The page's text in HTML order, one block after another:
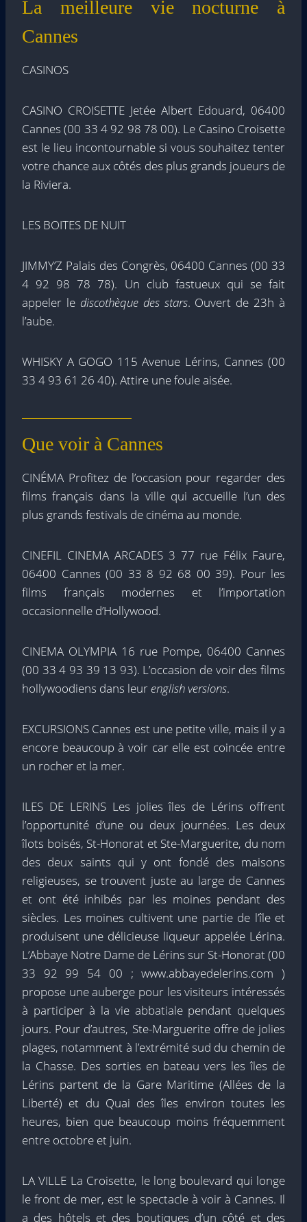
La meilleure vie nocturne à
Cannes
CASINOS
CASINO CROISETTE Jetée Albert Edouard, 06400
Cannes (00 33 4 92 98 78 00). Le Casino Croisette
est le lieu incontournable si vous souhaitez tenter
votre chance aux côtés des plus grands joueurs de
la Riviera.
LES BOITES DE NUIT
JIMMY’Z Palais des Congrès, 06400 Cannes (00 33
4 92 98 78 78). Un club fastueux qui se fait
appeler le discothèque des stars. Ouvert de 23h à
l’aube.
WHISKY A GOGO 115 Avenue Lérins, Cannes (00
33 4 93 61 26 40). Attire une foule aisée.
Que voir à Cannes
CINÉMA Profitez de l’occasion pour regarder des
films français dans la ville qui accueille l’un des
plus grands festivals de cinéma au monde.
CINEFIL CINEMA ARCADES 3 77 rue Félix Faure,
06400 Cannes (00 33 8 92 68 00 39). Pour les
films français modernes et l’importation
occasionnelle d’Hollywood.
CINEMA OLYMPIA 16 rue Pompe, 06400 Cannes
(00 33 4 93 39 13 93). L’occasion de voir des films
hollywoodiens dans leurenglish versions.
EXCURSIONS Cannes est une petite ville, mais il y a
encore beaucoup à voir car elle est coincée entre
un rocher et la mer.
ILES DE LERINS Les jolies îles de Lérins offrent
l’opportunité d’une ou deux journées. Les deux
îlots boisés, St-Honorat et Ste-Marguerite, du nom
des deux saints qui y ont fondé des maisons
religieuses, se trouvent juste au large de Cannes
et ont été inhibés par les moines pendant des
siècles. Les moines cultivent une partie de l’île et
produisent une délicieuse liqueur appelée Lérina.
L’Abbaye Notre Dame de Lérins sur St-Honorat (00
33 92 99 54 00 ; www.abbayedelerins.com )
propose une auberge pour les visiteurs intéressés
à participer à la vie abbatiale pendant quelques
jours. Pour d’autres, Ste-Marguerite offre de jolies
plages, notamment à l’extrémité sud du chemin de
la Chasse. Des sorties en bateau vers les îles de
Lérins partent de la Gare Maritime (Allées de la
Liberté) et du Quai des îles environ toutes les
heures, bien que beaucoup moins fréquemment
entre octobre et juin.
LA VILLE La Croisette, le long boulevard qui longe
le front de mer, est le spectacle à voir à Cannes. Il
a des hôtels et des boutiques d’un côté et des